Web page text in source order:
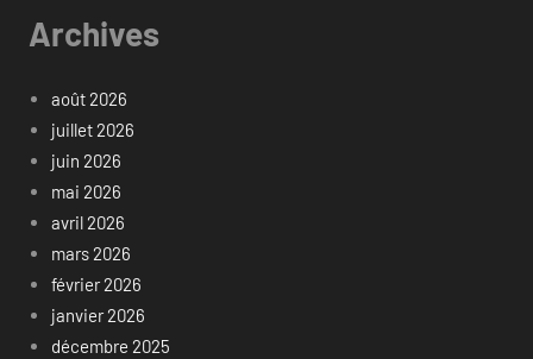
Archives
août 2026
juillet 2026
juin 2026
mai 2026
avril 2026
mars 2026
février 2026
janvier 2026
décembre 2025